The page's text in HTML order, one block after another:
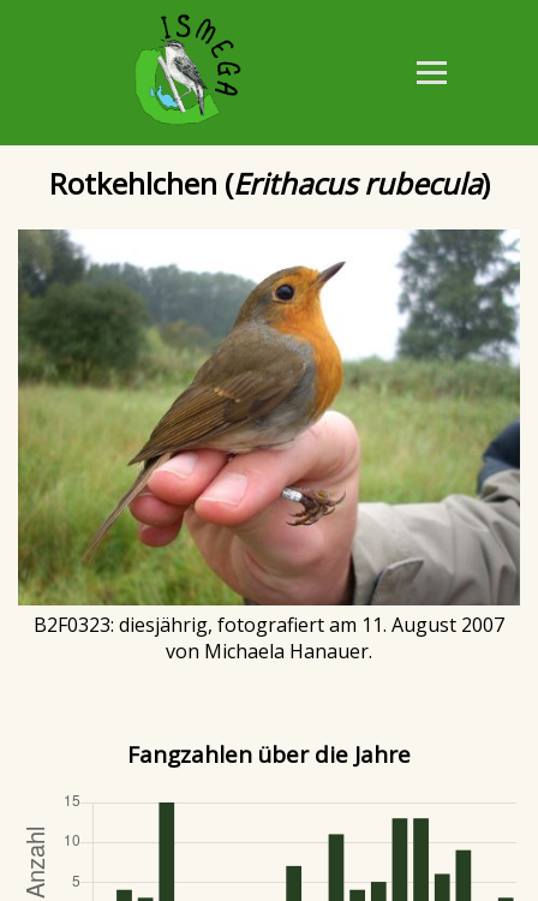
Rotkehlchen (Erithacus rubecula)
B2F0323: diesjährig, fotografiert am 11. August 2007
von Michaela Hanauer.
Fangzahlen über die Jahre